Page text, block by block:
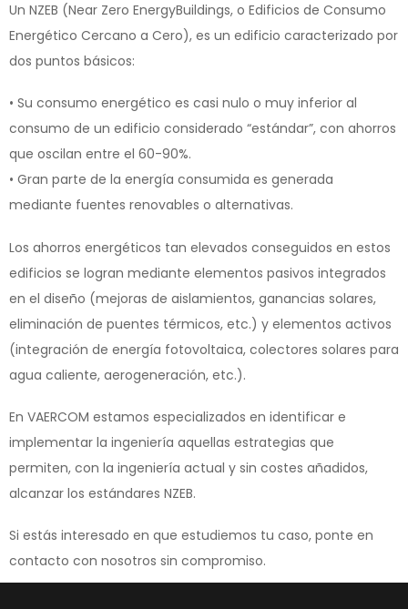
Un NZEB (Near Zero EnergyBuildings, o Edificios de Consumo
Energético Cercano a Cero), es un edificio caracterizado por
dos puntos básicos:
• Su consumo energético es casi nulo o muy inferior al
consumo de un edificio considerado “estándar”, con ahorros
que oscilan entre el 60-90%.
• Gran parte de la energía consumida es generada
mediante fuentes renovables o alternativas.
Los ahorros energéticos tan elevados conseguidos en estos
edificios se logran mediante elementos pasivos integrados
en el diseño (mejoras de aislamientos, ganancias solares,
eliminación de puentes térmicos, etc.) y elementos activos
(integración de energía fotovoltaica, colectores solares para
agua caliente, aerogeneración, etc.).
En VAERCOM estamos especializados en identificar e
implementar la ingeniería aquellas estrategias que
permiten, con la ingeniería actual y sin costes añadidos,
alcanzar los estándares NZEB.
Si estás interesado en que estudiemos tu caso, ponte en
contacto con nosotros sin compromiso.